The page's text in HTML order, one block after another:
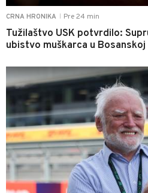
CRNA HRONIKA Pre 24 min
Tužilaštvo USK potvrdilo:
ubistvo muškarca u Bosanskoj